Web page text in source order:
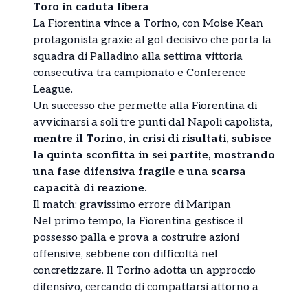
Toro in caduta libera
La Fiorentina vince a Torino, con Moise Kean
protagonista grazie al gol decisivo che porta la
squadra di Palladino alla settima vittoria
consecutiva tra campionato e Conference
League.
Un successo che permette alla Fiorentina di
avvicinarsi a soli tre punti dal Napoli capolista,
mentre il Torino, in crisi di risultati, subisce
la quinta sconfitta in sei partite, mostrando
una fase difensiva fragile e una scarsa
capacità di reazione.
Il match: gravissimo errore di Maripan
Nel primo tempo, la Fiorentina gestisce il
possesso palla e prova a costruire azioni
offensive, sebbene con difficoltà nel
concretizzare. Il Torino adotta un approccio
difensivo, cercando di compattarsi attorno a